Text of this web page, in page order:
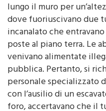
sempre con cemento
lungo il muro per
dove fuoriuscivano due
incanalato che
poste al piano terra. Le
venivano alimentate
pubblica. Pertanto, si
personale specializzato